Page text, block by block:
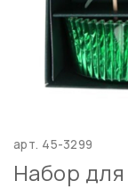
арт. 45-3299
Набор